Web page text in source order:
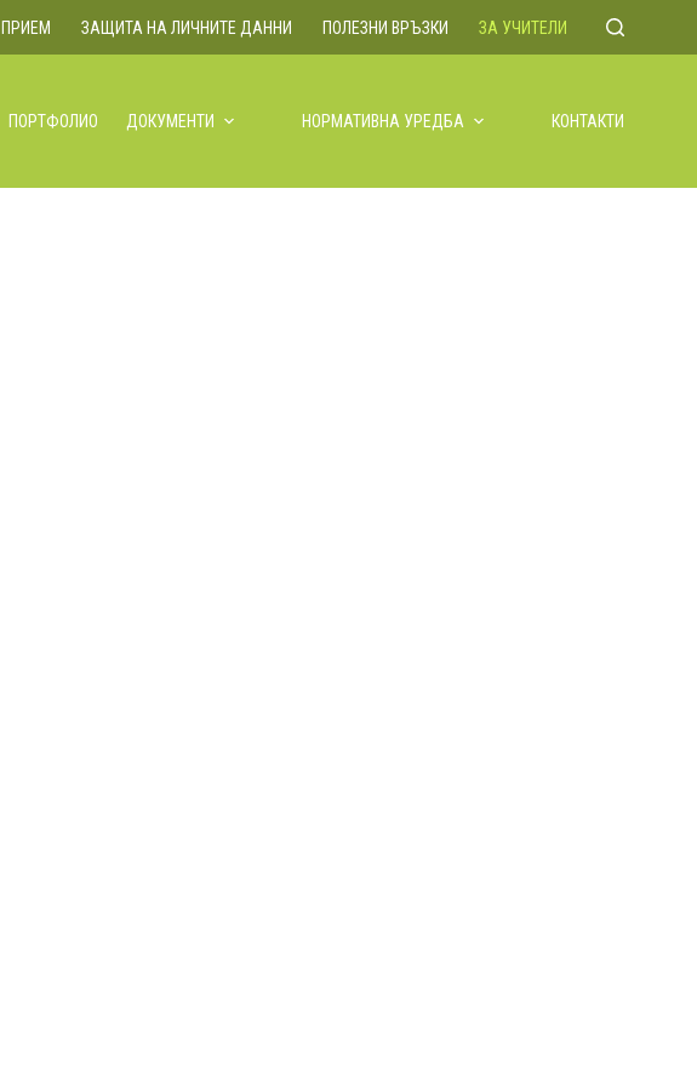
ПРИЕМ ЗАЩИТА НА ЛИЧНИТЕ ДАННИ ПОЛЕЗНИ ВРЪЗКИ ЗА УЧИТЕЛИ
ПОРТФОЛИО ДОКУМЕНТИ НОРМАТИВНА УРЕДБА КОНТАКТИ